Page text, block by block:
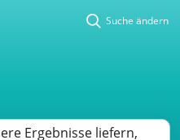
Suche ändern
Ergebnisse liefern,